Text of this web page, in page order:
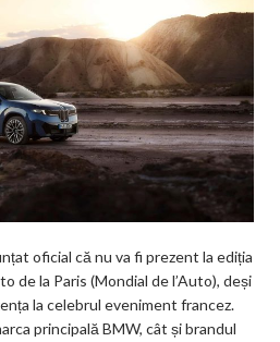
oficial că nu va fi prezent la ediția
de la Paris (Mondial de l’Auto), deși
la celebrul eveniment francez.
principală BMW, cât și brandul